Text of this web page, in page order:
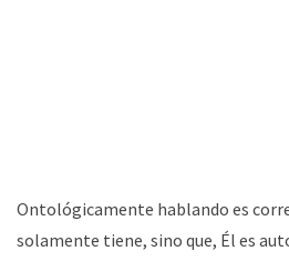
Ontológicamente hablando es
solamente tiene, sino que, Él es